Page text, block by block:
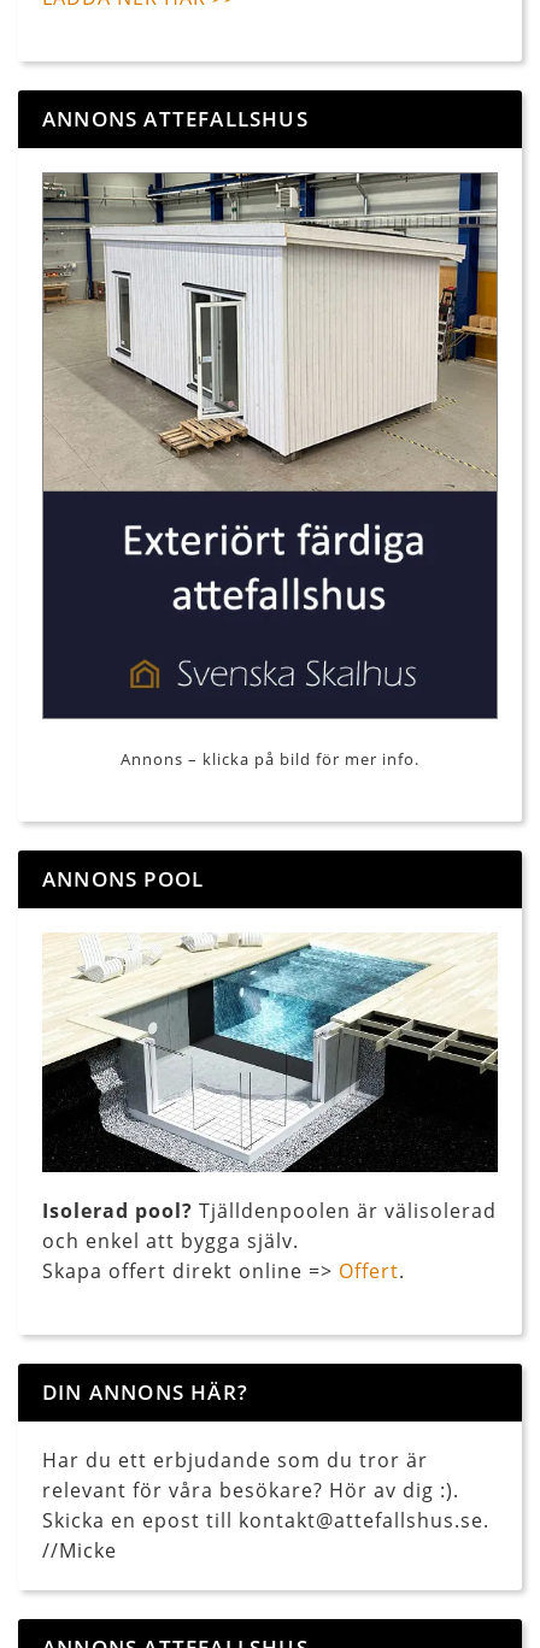
ANNONS ATTEFALLSHUS
Annons – klicka på bild för mer info.
ANNONS POOL
Isolerad pool? Tjälldenpoolen är välisolerad
och enkel att bygga själv.
Skapa offert direkt online => Offert.
DIN ANNONS HÄR?
Har du ett erbjudande som du tror är
relevant för våra besökare? Hör av dig :).
Skicka en epost till kontakt@attefallshus.se.
//Micke